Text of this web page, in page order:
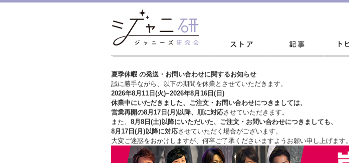
夏季休暇 の発送・お問い合わせに関するお知らせ
誠に勝手ながら、以下の期間を休業とさせていただきます。
2026年8月11日(火)~2026年8月16日(日)
休業中にいただきました、ご注文・お問い合わせにつきましては、
営業再開の8月17日(月)以降、順に対応させていただきます。
また、 8月8日(土)以降にいただいた、ご注文・ お問い合わせにつきましても、
8月17日(月)以降に対応させていただく場合がございます。
大変ご迷惑をおかけしますが、 何卒ご了承くださいますようお願い申し上げます。